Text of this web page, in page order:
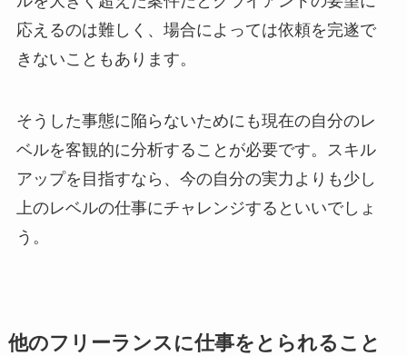
応えるのは難しく、場合によっては依頼を完遂で
きないこともあります。
そうした事態に陥らないためにも現在の自分のレ
ベルを客観的に分析することが必要です。スキル
アップを目指すなら、今の自分の実力よりも少し
上のレベルの仕事にチャレンジするといいでしょ
う。
他のフリーランスに仕事をとられること